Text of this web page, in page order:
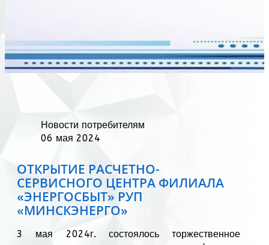
Новости потребителям
06 мая 2024
ОТКРЫТИЕ РАСЧЕТНО-
СЕРВИСНОГО ЦЕНТРА ФИЛИАЛА
«ЭНЕРГОСБЫТ» РУП
«МИНСКЭНЕРГО»
3 мая 2024г. состоялось торжественное